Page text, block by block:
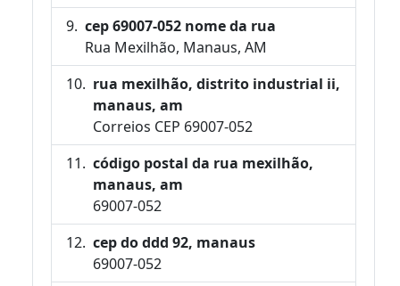
cep 69007-052 nome da rua
Rua Mexilhão, Manaus, AM
rua mexilhão, distrito industrial ii,
manaus, am
Correios CEP 69007-052
código postal da rua mexilhão,
manaus, am
69007-052
cep do ddd 92, manaus
69007-052